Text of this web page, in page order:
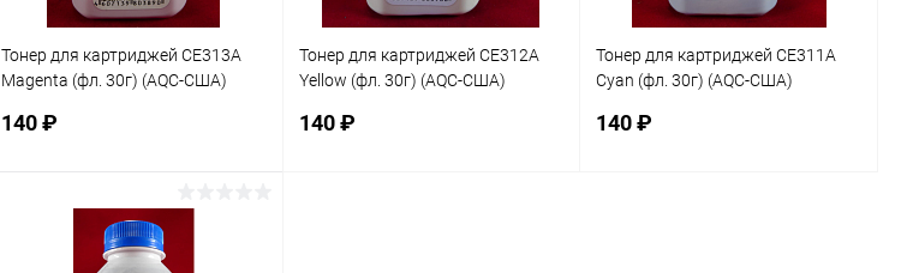
Тонер для картриджей CE313A
Magenta (фл. 30г) (AQC-США)
140 ₽
В корзину
Тонер для картриджей CE312A
Yellow (фл. 30г) (AQC-США)
140 ₽
Тонер для картриджей CE311A
Cyan (фл. 30г) (AQC-США)
140 ₽